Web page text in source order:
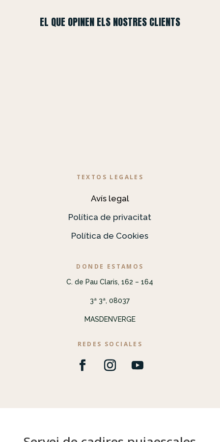
EL QUE OPINEN ELS NOSTRES CLIENTS
TEXTOS LEGALES
Avís legal
Política de privacitat
Política de Cookies
DONDE ESTAMOS
C. de Pau Claris, 162 – 164
3ª 3ª, 08037
MASDENVERGE
REDES SOCIALES